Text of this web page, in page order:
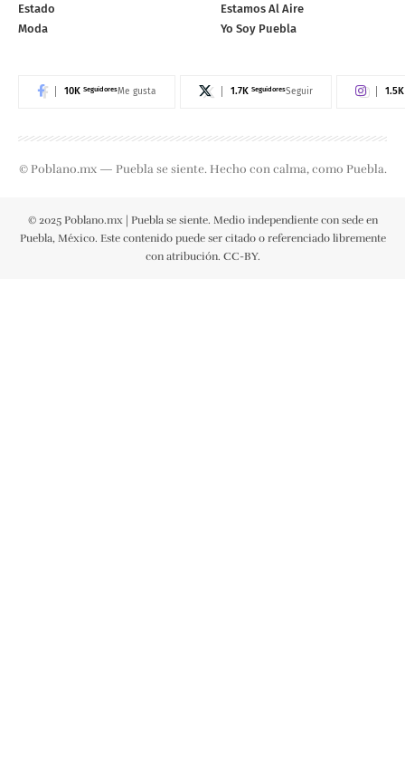
Estado
Moda
Estamos Al Aire
Yo Soy Puebla
10K SeguidoresMe gusta 1.7K SeguidoresSeguir 1.5K
© Poblano.mx — Puebla se siente. Hecho con calma, como Puebla.
© 2025 Poblano.mx | Puebla se siente. Medio independiente con sede en
Puebla, México. Este contenido puede ser citado o referenciado libremente
con atribución. CC-BY.